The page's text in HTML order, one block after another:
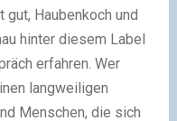
gut, Haubenkoch und
hinter diesem Label
erfahren. Wer
langweiligen
Menschen, die sich